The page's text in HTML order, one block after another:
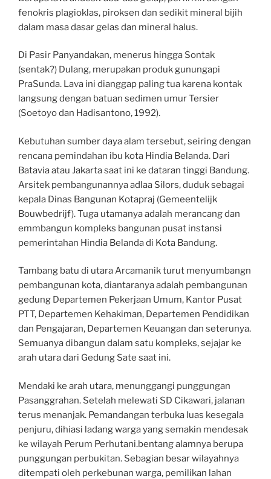
fenokris plagioklas, piroksen dan sedikit mineral bijih
dalam masa dasar gelas dan mineral halus.
Di Pasir Panyandakan, menerus hingga Sontak
(sentak?) Dulang, merupakan produk gunungapi
PraSunda. Lava ini dianggap paling tua karena kontak
langsung dengan batuan sedimen umur Tersier
(Soetoyo dan Hadisantono, 1992).
Kebutuhan sumber daya alam tersebut, seiring dengan
rencana pemindahan ibu kota Hindia Belanda. Dari
Batavia atau Jakarta saat ini ke dataran tinggi Bandung.
Arsitek pembangunannya adlaa Silors, duduk sebagai
kepala Dinas Bangunan Kotapraj (Gemeentelijk
Bouwbedrijf). Tuga utamanya adalah merancang dan
emmbangun kompleks bangunan pusat instansi
pemerintahan Hindia Belanda di Kota Bandung.
Tambang batu di utara Arcamanik turut menyumbangn
pembangunan kota, diantaranya adalah pembangunan
gedung Departemen Pekerjaan Umum, Kantor Pusat
PTT, Departemen Kehakiman, Departemen Pendidikan
dan Pengajaran, Departemen Keuangan dan seterunya.
Semuanya dibangun dalam satu kompleks, sejajar ke
arah utara dari Gedung Sate saat ini.
Mendaki ke arah utara, menunggangi punggungan
Pasanggrahan. Setelah melewati SD Cikawari, jalanan
terus menanjak. Pemandangan terbuka luas kesegala
penjuru, dihiasi ladang warga yang semakin mendesak
ke wilayah Perum Perhutani.bentang alamnya berupa
punggungan perbukitan. Sebagian besar wilayahnya
ditempati oleh perkebunan warga, pemilikan lahan